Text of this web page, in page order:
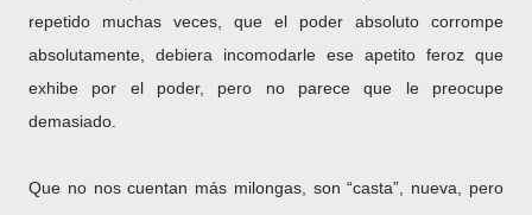
repetido muchas veces, que el poder absoluto corrompe
absolutamente, debiera incomodarle ese apetito feroz que
exhibe por el poder, pero no parece que le preocupe
demasiado.
Que no nos cuentan más milongas, son “casta”, nueva, pero